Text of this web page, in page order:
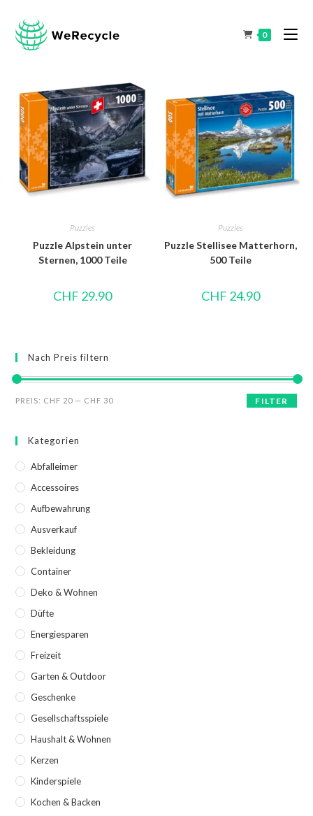
0
Puzzles
Puzzle Alpstein unter
Sternen, 1000 Teile
CHF 29.90
Puzzles
Puzzle Stellisee Matterhorn,
500 Teile
CHF 24.90
Nach Preis filtern
FILTER
PREIS: CHF 20 — CHF 30
Kategorien
Abfalleimer
Accessoires
Aufbewahrung
Ausverkauf
Bekleidung
Container
Deko & Wohnen
Düfte
Energiesparen
Freizeit
Garten & Outdoor
Geschenke
Gesellschaftsspiele
Haushalt & Wohnen
Kerzen
Kinderspiele
Kochen & Backen